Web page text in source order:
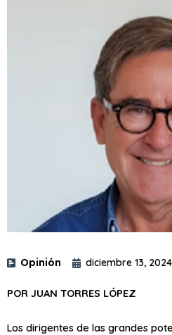
Opinión diciembre 13, 2024
POR JUAN TORRES LÓPEZ
Los dirigentes de las grandes